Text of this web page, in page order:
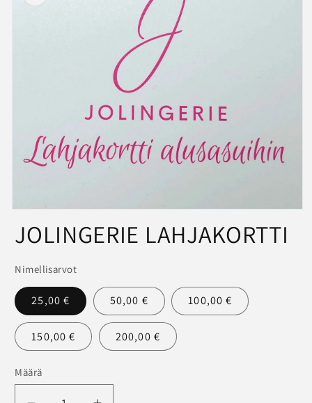
modaalisessa
JOLINGERIE LAHJAKORTTI
Nimellisarvot
25,00 € 50,00 € 100,00 €
150,00 € 200,00 €
Määrä
Määrä